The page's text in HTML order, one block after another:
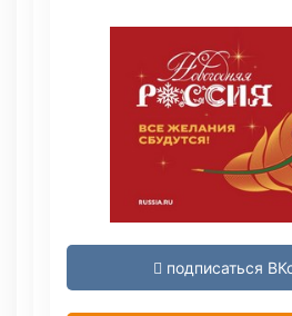
подписаться